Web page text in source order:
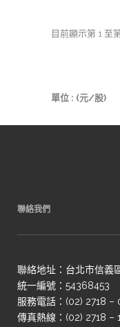
目前顯示第 1 至
單位 : (元/股)
聯絡我們
聯絡地址：台北市信義
統一編號：54368453
服務電話：(02) 2718 –
傳真熱線：(02) 2718 –